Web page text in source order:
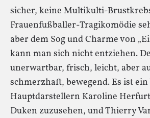
sicher, keine Multikulti-
Frauenfußballer-Tragikomödie
aber dem Sog und Charme von
kann man sich nicht entziehen.
unerwartbar, frisch, leicht, aber
schmerzhaft, bewegend. Es ist
Hauptdarstellern Karoline
Duken zuzusehen, und Thierry